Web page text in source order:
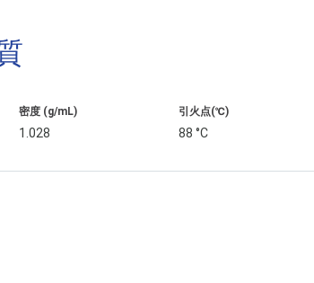
密度 (g/mL)
1.028
引火点(℃)
88 °C